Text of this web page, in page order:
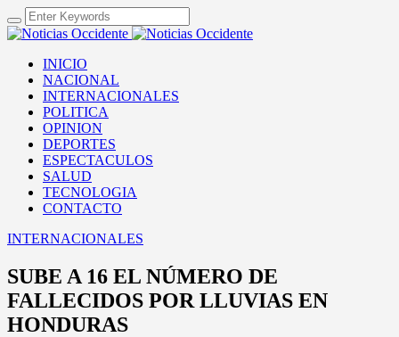
INICIO
NACIONAL
INTERNACIONALES
POLITICA
OPINION
DEPORTES
ESPECTACULOS
SALUD
TECNOLOGIA
CONTACTO
INTERNACIONALES
SUBE A 16 EL NÚMERO DE
FALLECIDOS POR LLUVIAS EN
HONDURAS